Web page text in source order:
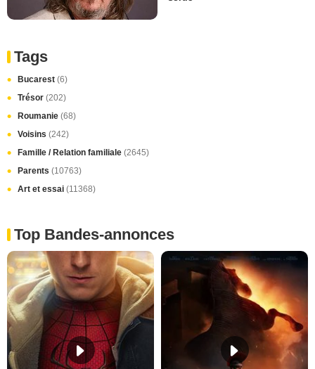
Tags
Bucarest (6)
Trésor (202)
Roumanie (68)
Voisins (242)
Famille / Relation familiale (2645)
Parents (10763)
Art et essai (11368)
Top Bandes-annonces